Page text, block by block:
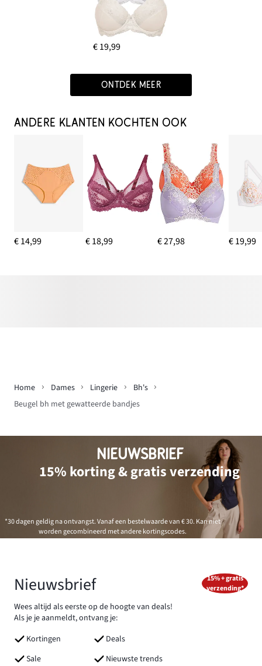
€ 19,99
ONTDEK MEER
ANDERE KLANTEN KOCHTEN OOK
€ 14,99 € 18,99 € 27,98 € 19,99
Home Dames Lingerie
Bh's
Beugel bh met gewatteerde bandjes
NIEUWSBRIEF
15% korting & gratis verzending
*30 dagen geldig na ontvangst. Vanaf een bestelwaarde van € 30. Kan niet
worden gecombineerd met andere kortingscodes.
Nieuwsbrief
Wees altijd als eerste op de hoogte van deals!
Als je je aanmeldt, ontvang je:
Kortingen
Deals
Sale
Nieuwste trends
15% + gratis
verzending*